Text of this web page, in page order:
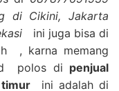
di Cikini, Jakarta
ini juga bisa di
, karna memang
polos di penjual
ini adalah di